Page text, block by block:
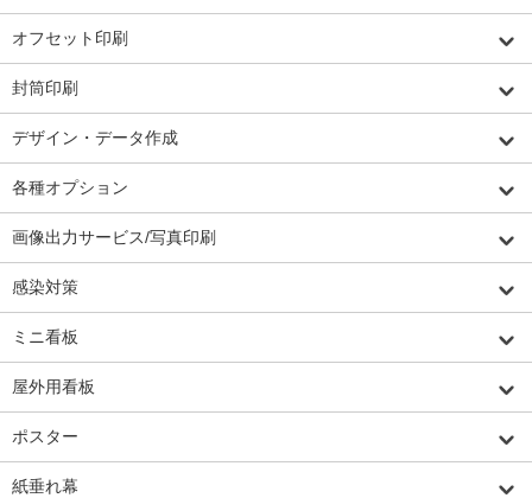
オフセット印刷
封筒印刷
デザイン・データ作成
各種オプション
画像出力サービス/写真印刷
感染対策
ミニ看板
屋外用看板
ポスター
紙垂れ幕